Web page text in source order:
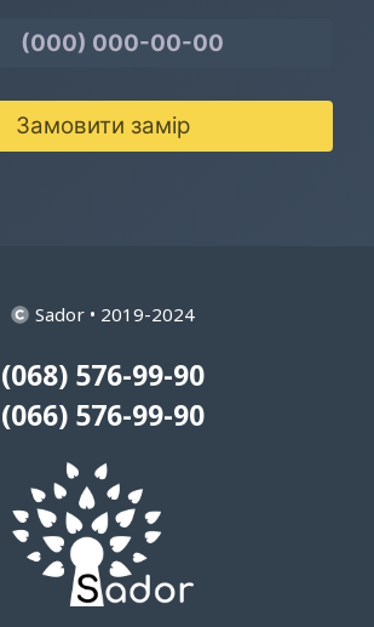
Замовити замір
Sador • 2019-2024
(068) 576-99-90
(066) 576-99-90